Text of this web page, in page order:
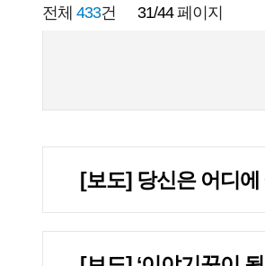
전체 433건 31/44페이지
[보도] 당신은 어디